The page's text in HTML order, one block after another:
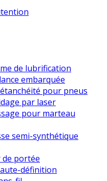
de lubrification
embarquée
pour pneus
par laser
pour marteau
semi-synthétique
de portée
définition